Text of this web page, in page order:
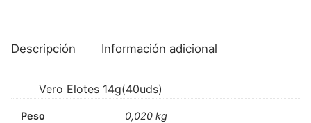
Descripción Información adicional
Vero Elotes 14g(40uds)
Peso 0,020 kg